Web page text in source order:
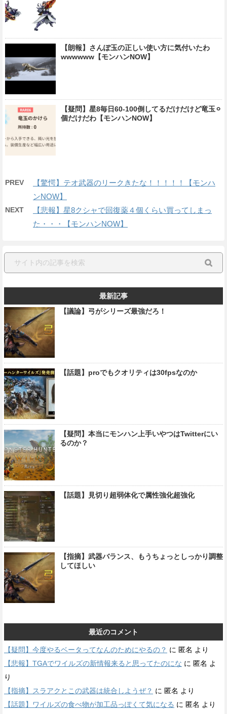
【朗報】さんぽ玉の正しい使い方に気付いたわ
wwwwww【モンハンNOW】
【疑問】星8毎日60-100倒してるだけだけど竜玉⚪︎
個だけだわ【モンハンNOW】
PREV
【驚愕】テオ武器のリークきたな！！！！！【モンハ
ンNOW】
NEXT
【悲報】星8クシャで回復薬４個くらい買ってしまっ
た・・・【モンハンNOW】
最新記事
【議論】弓がシリーズ最強だろ！
【話題】proでもクオリティは30fpsなのか
【疑問】本当にモンハン上手いやつはTwitterにい
るのか？
【話題】見切り超弱体化で属性強化超強化
【指摘】武器バランス、もうちょっとしっかり調整
してほしい
最近のコメント
【疑問】今度やるベータってなんのためにやるの？ に 匿名 より
【悲報】TGAでワイルズの新情報来ると思ってたのにな に 匿名 よ
り
【指摘】スラアクとこの武器は統合しようぜ？ に 匿名 より
【話題】ワイルズの食べ物が加工品っぽくて気になる に 匿名 より